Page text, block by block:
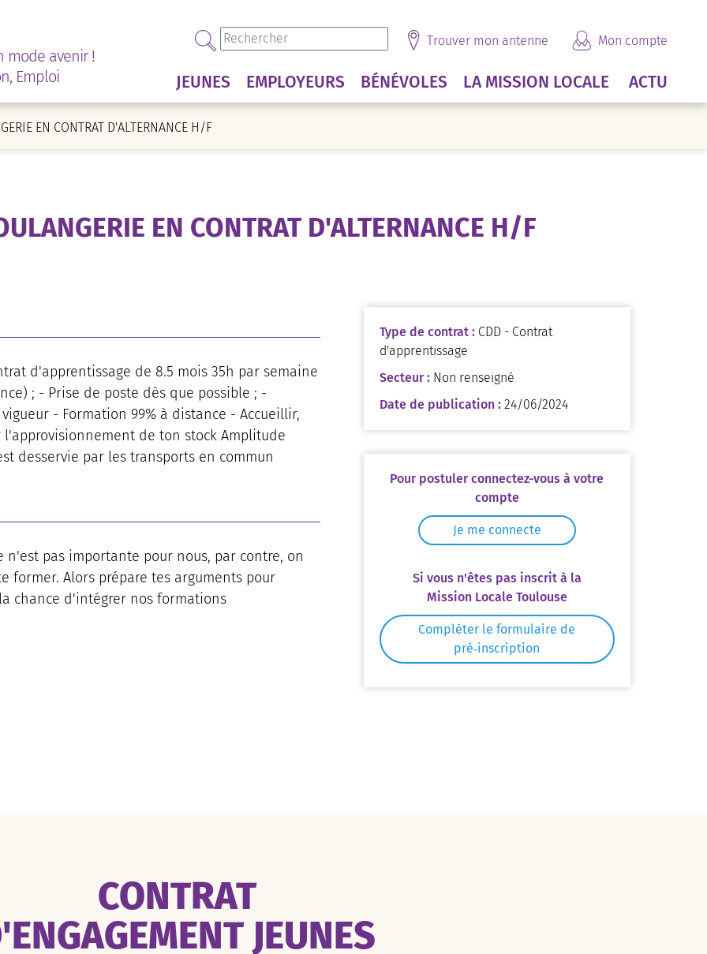
mode avenir !
Emploi
Trouver mon antenne Mon compte
JEUNES EMPLOYEURS BÉNÉVOLES LA MISSION LOCALE ACTU
EN CONTRAT D'ALTERNANCE H/F
EN CONTRAT D'ALTERNANCE H/F
d'apprentissage de 8.5 mois 35h par semaine
; - Prise de poste dès que possible ; -
- Formation 99% à distance - Accueillir,
de ton stock Amplitude
desservie par les transports en commun
pas importante pour nous, par contre, on
Alors prépare tes arguments pour
chance d'intégrer nos formations
Type de contrat : CDD - Contrat
d'apprentissage
Secteur : Non renseigné
Date de publication : 24/06/2024
Pour postuler connectez-vous à votre
compte
Je me connecte
Si vous n'êtes pas inscrit à la
Mission Locale Toulouse
Compléter le formulaire de
pré‑inscription
CONTRAT
JEUNES